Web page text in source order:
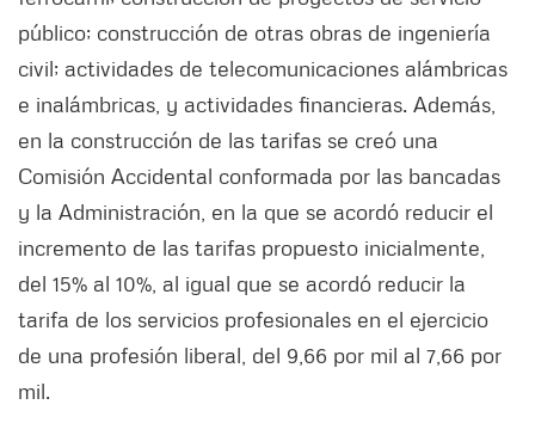
público; construcción de otras obras de ingeniería
civil; actividades de telecomunicaciones alámbricas
e inalámbricas, y actividades financieras. Además,
en la construcción de las tarifas se creó una
Comisión Accidental conformada por las bancadas
y la Administración, en la que se acordó reducir el
incremento de las tarifas propuesto inicialmente,
del 15% al 10%, al igual que se acordó reducir la
tarifa de los servicios profesionales en el ejercicio
de una profesión liberal, del 9,66 por mil al 7,66 por
mil.